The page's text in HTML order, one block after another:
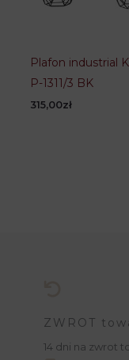
Plafon industrial
P-1311/3 BK
315,00zł
ZWROT
14 dni na zwrot